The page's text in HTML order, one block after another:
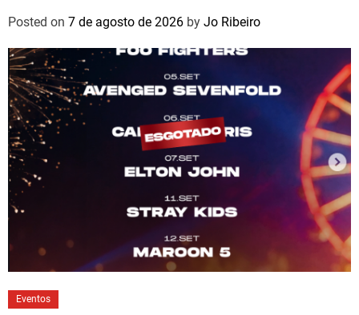
Posted on 7 de agosto de 2026 by Jo Ribeiro
Eventos